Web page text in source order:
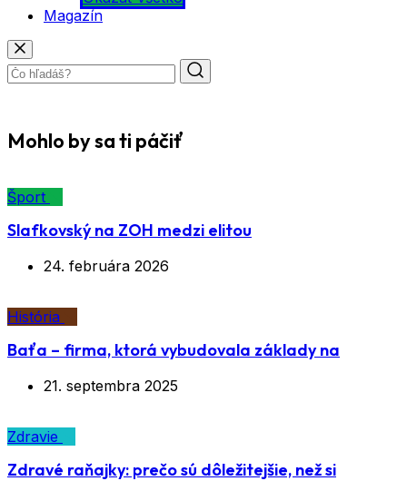
Magazín
Mohlo by sa ti páčiť
Šport
Slafkovský na ZOH medzi elitou
24. februára 2026
História
Baťa – firma, ktorá vybudovala základy na
21. septembra 2025
Zdravie
Zdravé raňajky: prečo sú dôležitejšie, než si